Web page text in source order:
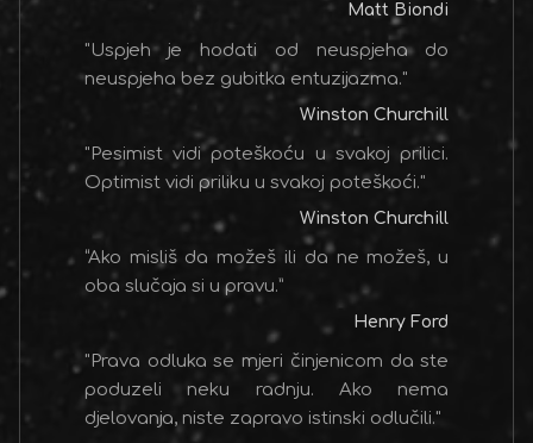
Matt Biondi
"Uspjeh je hodati od neuspjeha do
neuspjeha bez gubitka entuzijazma."
Winston Churchill
"Pesimist vidi poteškoću u svakoj prilici.
Optimist vidi priliku u svakoj poteškoći."
Winston Churchill
“Ako misliš da možeš ili da ne možeš, u
oba slučaja si u pravu.”
Henry Ford
"Prava odluka se mjeri činjenicom da ste
poduzeli neku radnju. Ako nema
djelovanja, niste zapravo istinski odlučili."